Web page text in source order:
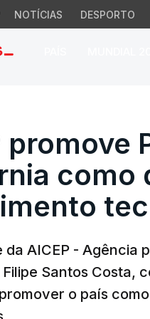
NOTÍCIAS DESPORTO
promove
como
da AICEP - Agência
Santos Costa,
o país